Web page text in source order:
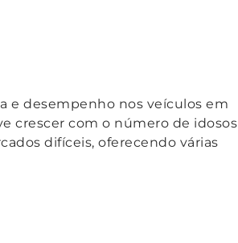
e desempenho nos veículos em
crescer com o número de idosos
difíceis, oferecendo várias